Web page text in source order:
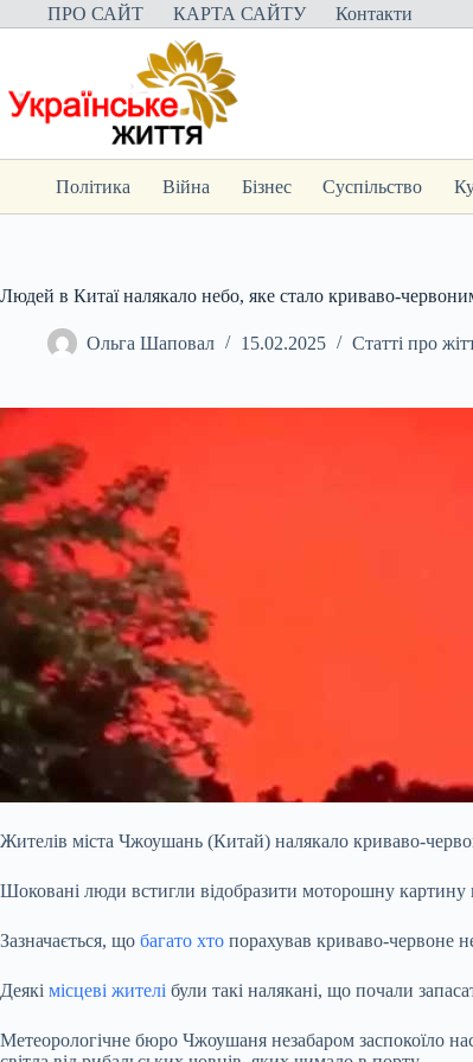
Перейти
до
ПРО САЙТ КАРТА САЙТУ Контакти
Політика Війна Бізнес Суспільство
Людей в Китаї налякало небо, яке стало криваво-
Ольга Шаповал 15.02.2025 Статті про
Жителів міста Чжоушань (Китай) налякало криваво-
Шоковані люди встигли відобразити моторошну картину
Зазначається, що багато хто порахував криваво-червоне
Деякі місцеві жителі були такі налякані, що почали
Метеорологічне бюро Чжоушаня незабаром заспокоїло